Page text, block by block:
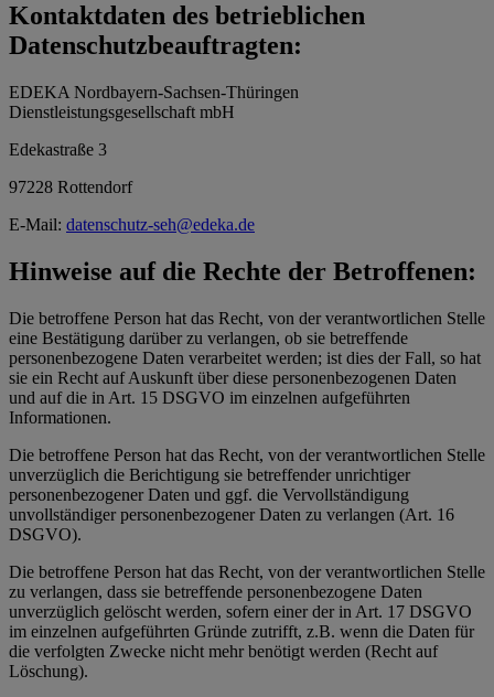
Kontaktdaten des betrieblichen
Datenschutzbeauftragten:
EDEKA Nordbayern-Sachsen-Thüringen
Dienstleistungsgesellschaft mbH
Edekastraße 3
97228 Rottendorf
E-Mail: datenschutz-seh@edeka.de
Hinweise auf die Rechte der Betroffenen:
Die betroffene Person hat das Recht, von der verantwortlichen Stelle
eine Bestätigung darüber zu verlangen, ob sie betreffende
personenbezogene Daten verarbeitet werden; ist dies der Fall, so hat
sie ein Recht auf Auskunft über diese personenbezogenen Daten
und auf die in Art. 15 DSGVO im einzelnen aufgeführten
Informationen.
Die betroffene Person hat das Recht, von der verantwortlichen Stelle
unverzüglich die Berichtigung sie betreffender unrichtiger
personenbezogener Daten und ggf. die Vervollständigung
unvollständiger personenbezogener Daten zu verlangen (Art. 16
DSGVO).
Die betroffene Person hat das Recht, von der verantwortlichen Stelle
zu verlangen, dass sie betreffende personenbezogene Daten
unverzüglich gelöscht werden, sofern einer der in Art. 17 DSGVO
im einzelnen aufgeführten Gründe zutrifft, z.B. wenn die Daten für
die verfolgten Zwecke nicht mehr benötigt werden (Recht auf
Löschung).